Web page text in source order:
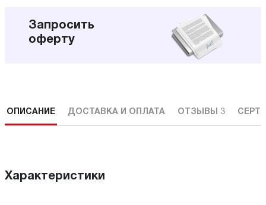
Запросить
оферту
ОПИСАНИЕ ДОСТАВКА И ОПЛАТА ОТЗЫВЫ 3
Характеристики